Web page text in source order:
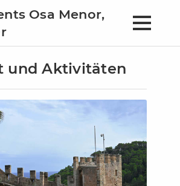
Osa Menor,
und Aktivitäten